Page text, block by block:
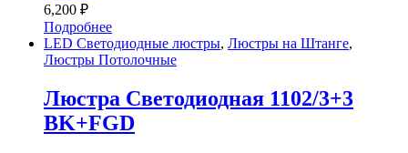
6,200 ₽
Подробнее
LED Светодиодные люстры, Люстры на Штанге,
Люстры Потолочные
Люстра Светодиодная 1102/3+3
BK+FGD